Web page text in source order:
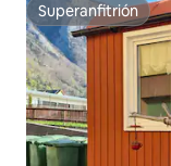
Superanfitrión
Superanfitrión